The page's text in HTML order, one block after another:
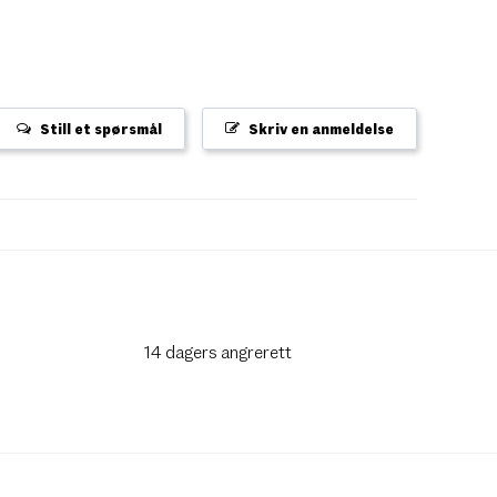
Skriv en anmeldelse
Still et spørsmål
14 dagers angrerett